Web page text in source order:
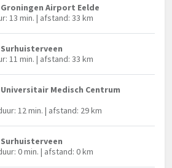
Airport Eelde
13 min. | afstand: 33 km
11 min. | afstand: 33 km
Medisch Centrum
12 min. | afstand: 29 km
0 min. | afstand: 0 km